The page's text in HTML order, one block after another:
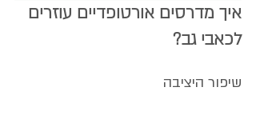
איך מדרסים אורטופדיים עוזרים
לכאבי גב?
שיפור היציבה